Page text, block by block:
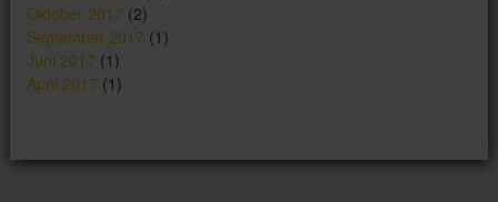
Oktober 2017 (2)
September 2017 (1)
Juni 2017 (1)
April 2017 (1)